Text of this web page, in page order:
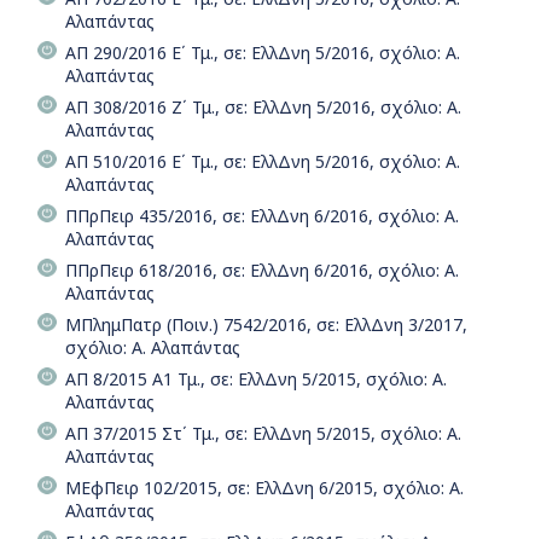
Αλαπάντας
ΑΠ 290/2016 Ε΄ Τμ., σε: ΕλλΔνη 5/2016, σχόλιο: Α.
Αλαπάντας
ΑΠ 308/2016 Ζ΄ Τμ., σε: ΕλλΔνη 5/2016, σχόλιο: Α.
Αλαπάντας
ΑΠ 510/2016 Ε΄ Τμ., σε: ΕλλΔνη 5/2016, σχόλιο: Α.
Αλαπάντας
ΠΠρΠειρ 435/2016, σε: ΕλλΔνη 6/2016, σχόλιο: Α.
Αλαπάντας
ΠΠρΠειρ 618/2016, σε: ΕλλΔνη 6/2016, σχόλιο: Α.
Αλαπάντας
ΜΠλημΠατρ (Ποιν.) 7542/2016, σε: ΕλλΔνη 3/2017,
σχόλιο: Α. Αλαπάντας
ΑΠ 8/2015 Α1 Τμ., σε: ΕλλΔνη 5/2015, σχόλιο: Α.
Αλαπάντας
ΑΠ 37/2015 Στ΄ Τμ., σε: ΕλλΔνη 5/2015, σχόλιο: Α.
Αλαπάντας
ΜΕφΠειρ 102/2015, σε: ΕλλΔνη 6/2015, σχόλιο: Α.
Αλαπάντας